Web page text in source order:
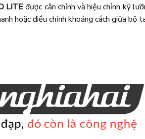
LITEđược cân chỉnh và hiệu chỉnh kỹ
hoặc điều chỉnh khoảng cách giữa bộ